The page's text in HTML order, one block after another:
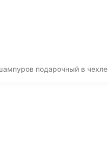
подарочный в чехле